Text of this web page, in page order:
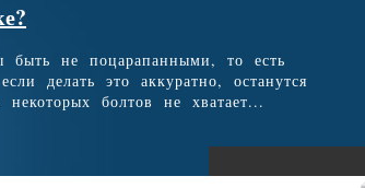
быть не поцарапанными, то есть
делать это аккуратно, останутся
болтов не хватает...